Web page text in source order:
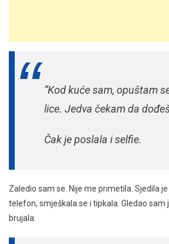
“Kod kuće sam, opuštam
lice. Jedva čekam da
Čak je poslala i selfie.
Zaledio sam se. Nije me primetila. Sjedila
telefon, smješkala se i tipkala. Gledao sam
brujala: